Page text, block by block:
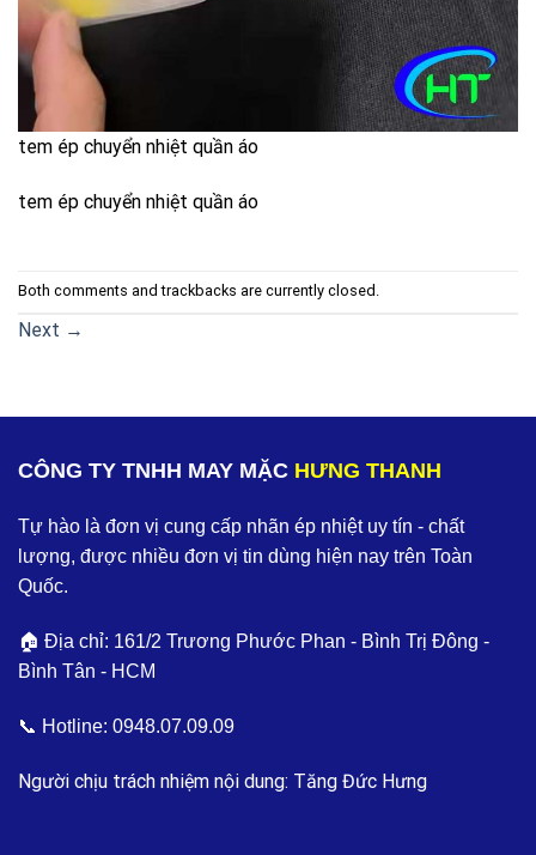
tem ép chuyển nhiệt quần áo
tem ép chuyển nhiệt quần áo
Both comments and trackbacks are currently closed.
Next →
CÔNG TY TNHH MAY MẶC HƯNG THANH
Tự hào là đơn vị cung cấp nhãn ép nhiệt uy tín - chất
lượng, được nhiều đơn vị tin dùng hiện nay trên Toàn
Quốc.
🏠 Địa chỉ: 161/2 Trương Phước Phan - Bình Trị Đông -
Bình Tân - HCM
📞 Hotline: 0948.07.09.09
Người chịu trách nhiệm nội dung: Tăng Đức Hưng